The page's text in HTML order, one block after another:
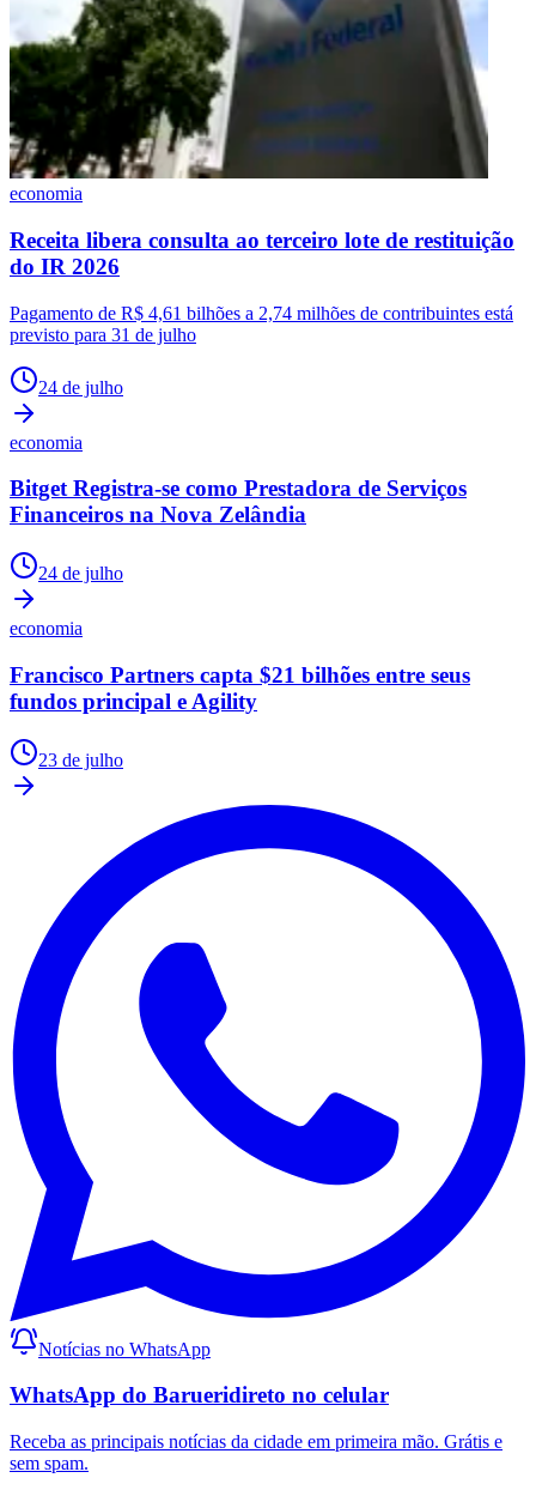
economia
Receita libera consulta ao terceiro lote de restituição
do IR 2026
Pagamento de R$ 4,61 bilhões a 2,74 milhões de contribuintes está
previsto para 31 de julho
24 de julho
economia
Bitget Registra-se como Prestadora de Serviços
Financeiros na Nova Zelândia
24 de julho
economia
Francisco Partners capta $21 bilhões entre seus
fundos principal e Agility
23 de julho
Notícias no WhatsApp
WhatsApp do Barueridireto no celular
Receba as principais notícias da cidade em primeira mão. Grátis e
sem spam.